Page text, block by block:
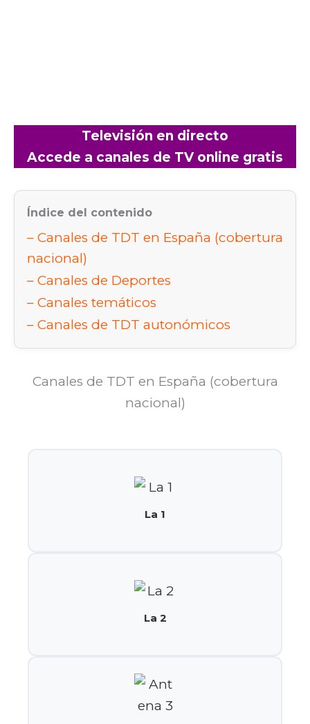
Televisión en directo
Accede a canales de TV online gratis
Índice del contenido
Canales de TDT en España (cobertura
nacional)
Canales de Deportes
Canales temáticos
Canales de TDT autonómicos
Canales de TDT en España (cobertura
nacional)
La 1
La 2